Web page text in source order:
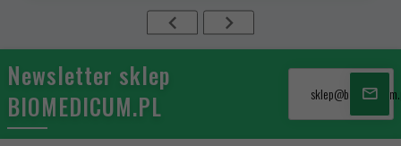
Newsletter sklep
BIOMEDICUM.PL